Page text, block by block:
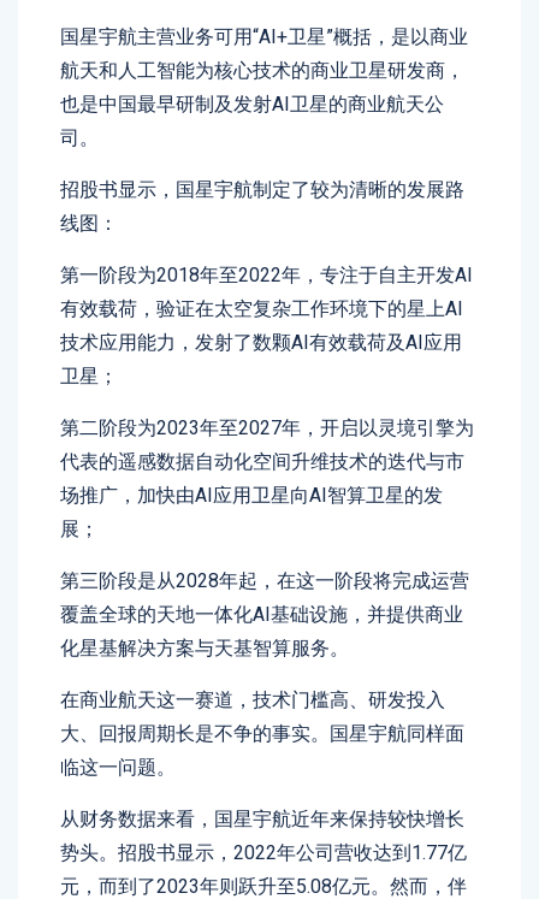
国星宇航主营业务可用“AI+卫星”概括，是以商业
航天和人工智能为核心技术的商业卫星研发商，
也是中国最早研制及发射AI卫星的商业航天公
司。
招股书显示，国星宇航制定了较为清晰的发展路
线图：
第一阶段为2018年至2022年，专注于自主开发AI
有效载荷，验证在太空复杂工作环境下的星上AI
技术应用能力，发射了数颗AI有效载荷及AI应用
卫星；
第二阶段为2023年至2027年，开启以灵境引擎为
代表的遥感数据自动化空间升维技术的迭代与市
场推广，加快由AI应用卫星向AI智算卫星的发
展；
第三阶段是从2028年起，在这一阶段将完成运营
覆盖全球的天地一体化AI基础设施，并提供商业
化星基解决方案与天基智算服务。
在商业航天这一赛道，技术门槛高、研发投入
大、回报周期长是不争的事实。国星宇航同样面
临这一问题。
从财务数据来看，国星宇航近年来保持较快增长
势头。招股书显示，2022年公司营收达到1.77亿
元，而到了2023年则跃升至5.08亿元。然而，伴